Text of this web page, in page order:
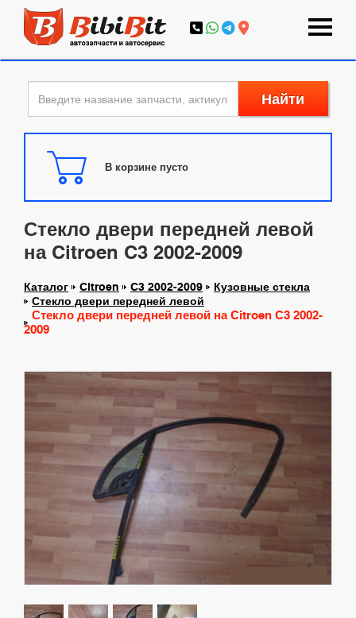
Найти
В корзине пусто
Стекло двери передней левой
на Citroen C3 2002-2009
Каталог Citroen C3 2002-2009
Кузовные стекла
Стекло двери передней левой
Стекло двери передней левой на Citroen C3 2002-
2009